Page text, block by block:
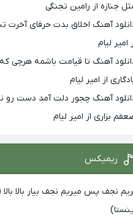
جنازه از رامین تجنگی
آهنگ اخلاق بدت حرفای آخرت
امیر لیام
آهنگ تا قیامت باشمه هرچی
از امیر لیام
آهنگ چجور دلت آمد دست رو
بزاری از امیر لیام
ریمیکس
نجف پس میریم نجف بیار بالا